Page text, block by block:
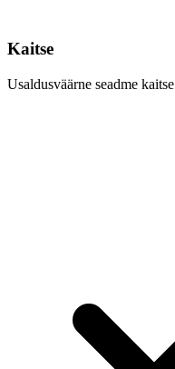
Kaitse
Usaldusväärne seadme kaitse